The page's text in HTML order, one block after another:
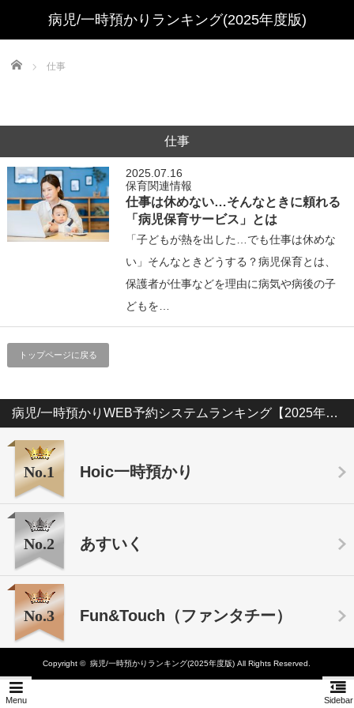
Menu Sidebar
Home 仕事
仕事
2025.07.16
保育関連情報
仕事は休めない…そんなときに頼れる
「病児保育サービス」とは
「子どもが熱を出した…でも仕事は休めな
い」そんなときどうする？病児保育とは、
保護者が仕事などを理由に病気や病後の子
どもを…
トップページに戻る
病児/一時預かりWEB予約システムランキング【2025年版】
No.1 Hoic一時預かり
No.2 あすいく
No.3 Fun&Touch（ファンタチー）
Copyright ©病児/一時預かりランキング(2025年度版) All Rights Reserved.